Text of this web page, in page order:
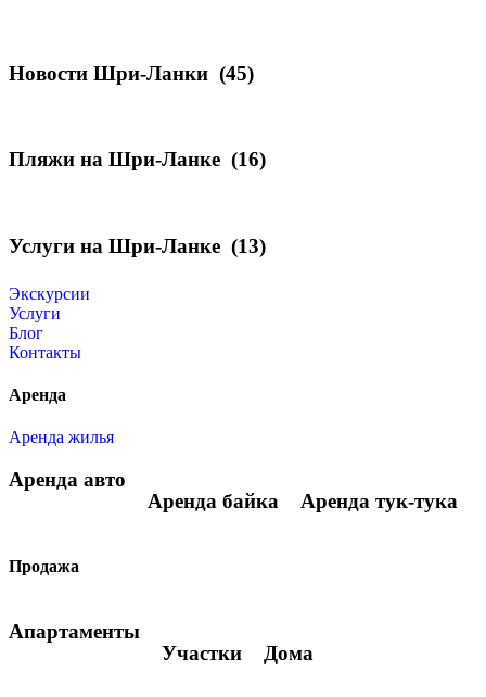
Новости Шри-Ланки (45)
Пляжи на Шри-Ланке (16)
Услуги на Шри-Ланке (13)
Экскурсии
Услуги
Блог
Контакты
Аренда
Аренда жилья
Аренда авто
Аренда байка
Аренда тук-тука
Продажа
Апартаменты
Участки
Дома